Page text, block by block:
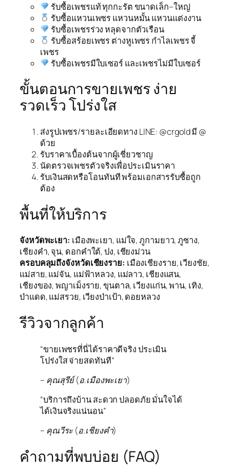
รับซื้อเพชรแท้ ทุกกะรัต ขนาดเล็ก–ใหญ่
รับซื้อแหวนเพชร แหวนหมั้น แหวนแต่งงาน
รับซื้อเพชรร่วง หลุดจากตัวเรือน
รับซื้อสร้อยเพชร ต่างหูเพชร กำไลเพชร จี้
เพชร
รับซื้อเพชรมีใบเซอร์ และเพชรไม่มีใบเซอร์
ขั้นตอนการขายเพชร ง่าย
รวดเร็ว โปร่งใส
ส่งรูปเพชร/รายละเอียดทาง LINE: @crgold มี @
ด้วย
รับราคาเบื้องต้นจากผู้เชี่ยวชาญ
นัดตรวจเพชรตัวจริงเพื่อประเมินราคา
รับเงินสดหรือโอนทันที พร้อมเอกสารรับซื้อถูก
ต้อง
พื้นที่ให้บริการ
จังหวัดพะเยา: เมืองพะเยา, แม่ใจ, ภูกามยาว, ภูซาง,
เชียงคำ, จุน, ดอกคำใต้, ปง, เชียงม่วน
ครอบคลุมถึงจังหวัดเชียงราย: เมืองเชียงราย, เวียงชัย,
แม่สาย, แม่จัน, แม่ฟ้าหลวง, แม่ลาว, เชียงแสน,
เชียงของ, พญาเม็งราย, ขุนตาล, เวียงแก่น, พาน, เทิง,
ป่าแดด, แม่สรวย, เวียงป่าเป้า, ดอยหลวง
รีวิวจากลูกค้า
“ขายเพชรที่นี่ได้ราคาดีจริง ประเมิน
โปร่งใส จ่ายสดทันที”
– คุณสุรีย์ (อ.เมืองพะเยา)
“บริการถึงบ้าน สะดวก ปลอดภัย มั่นใจได้
ได้เงินจริงแน่นอน”
– คุณวีระ (อ.เชียงคำ)
คำถามที่พบบ่อย (FAQ)